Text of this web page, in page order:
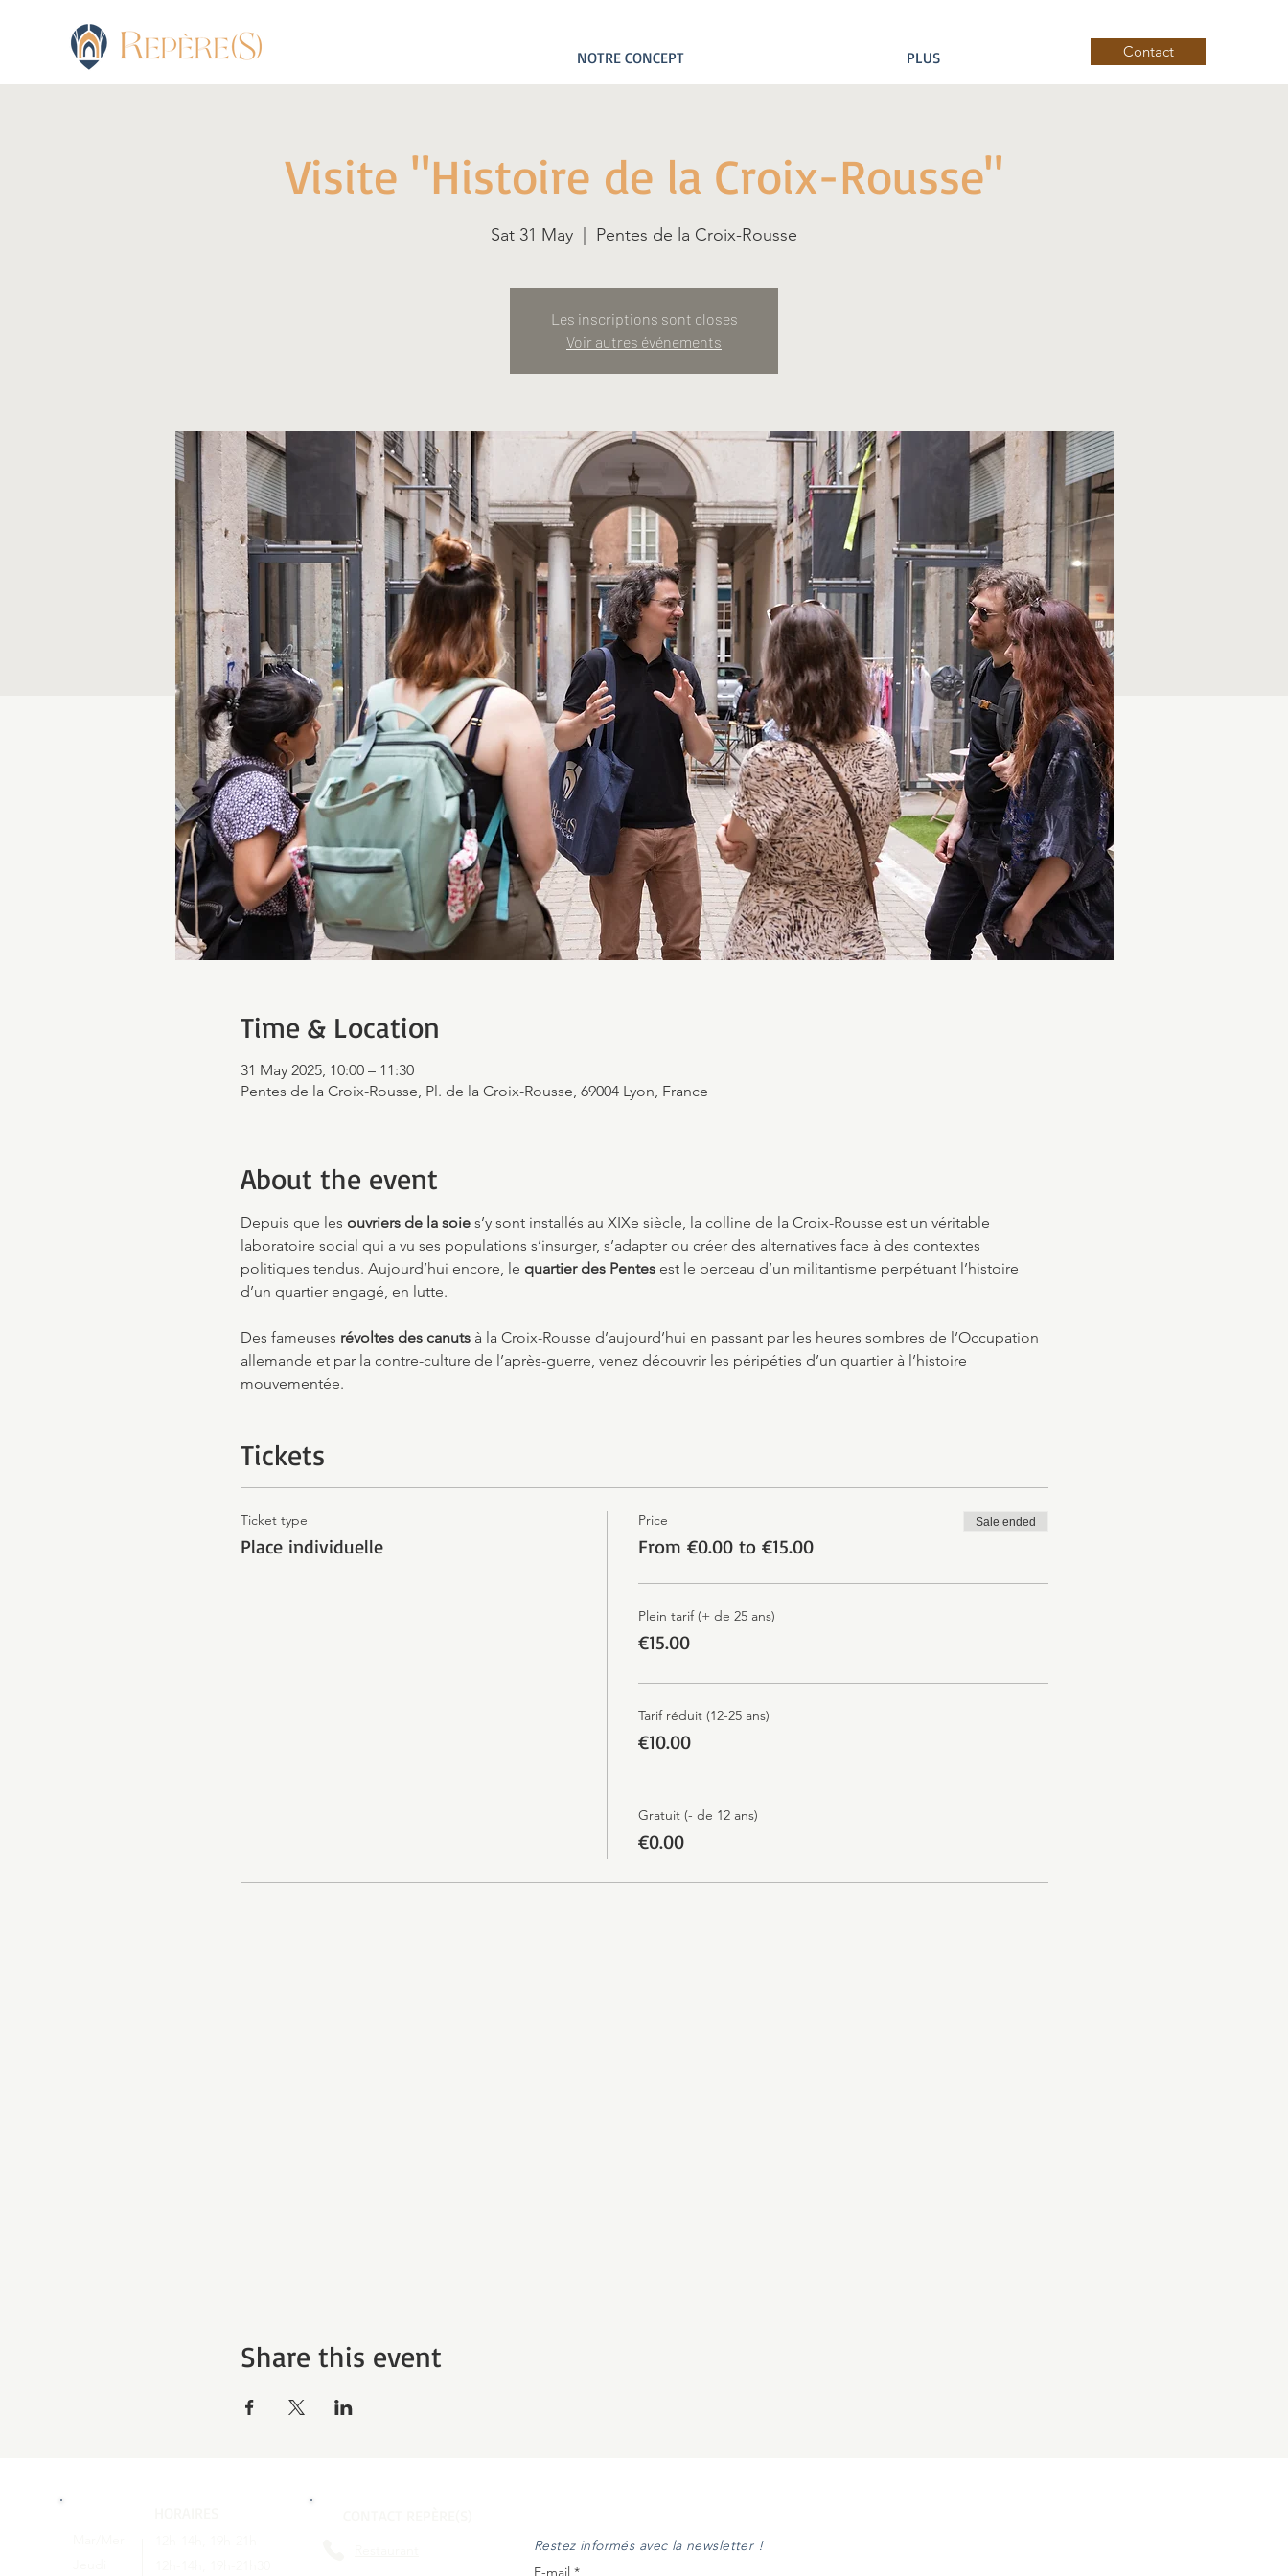
NOTRE CONCEPT PLUS Contact
Visite "Histoire de la Croix-Rousse"
Sat 31 May Pentes de la Croix-Rousse
Les inscriptions sont closes
Voir autres événements
Time & Location
31 May 2025, 10:00 – 11:30
Pentes de la Croix-Rousse, Pl. de la Croix-Rousse, 69004 Lyon, France
About the event
Depuis que les ouvriers de la soie s’y sont installés au XIXe siècle, la colline de la Croix-Rousse est un véritable
laboratoire social qui a vu ses populations s’insurger, s’adapter ou créer des alternatives face à des contextes
politiques tendus. Aujourd’hui encore, le quartier des Pentes est le berceau d’un militantisme perpétuant l’histoire
d’un quartier engagé, en lutte.
Des fameuses révoltes des canuts à la Croix-Rousse d’aujourd’hui en passant par les heures sombres de l’Occupation
allemande et par la contre-culture de l’après-guerre, venez découvrir les péripéties d’un quartier à l’histoire
mouvementée.
Tickets
Ticket type
Place individuelle
Price
From €0.00 to €15.00
Sale ended
Plein tarif (+ de 25 ans)
€15.00
Tarif réduit (12-25 ans)
€10.00
Gratuit (- de 12 ans)
€0.00
Share this event
Restez informés avec la newsletter !
E-mail